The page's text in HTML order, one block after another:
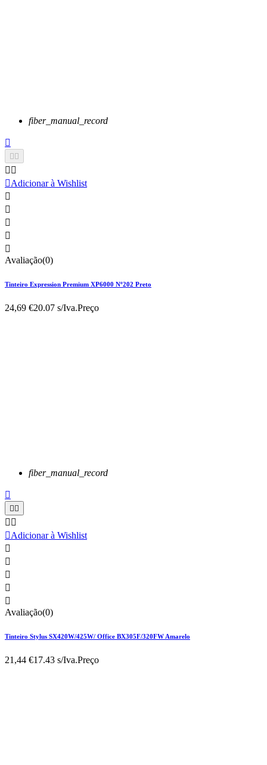
fiber_manual_record


 
Adicionar à Wishlist





Avaliação(0)
Tinteiro Expression Premium XP6000 Nº202 Preto
24,69 €20.07 s/Iva.Preço
fiber_manual_record


 
Adicionar à Wishlist





Avaliação(0)
Tinteiro Stylus SX420W/425W/ Office BX305F/320FW Amarelo
21,44 €17.43 s/Iva.Preço